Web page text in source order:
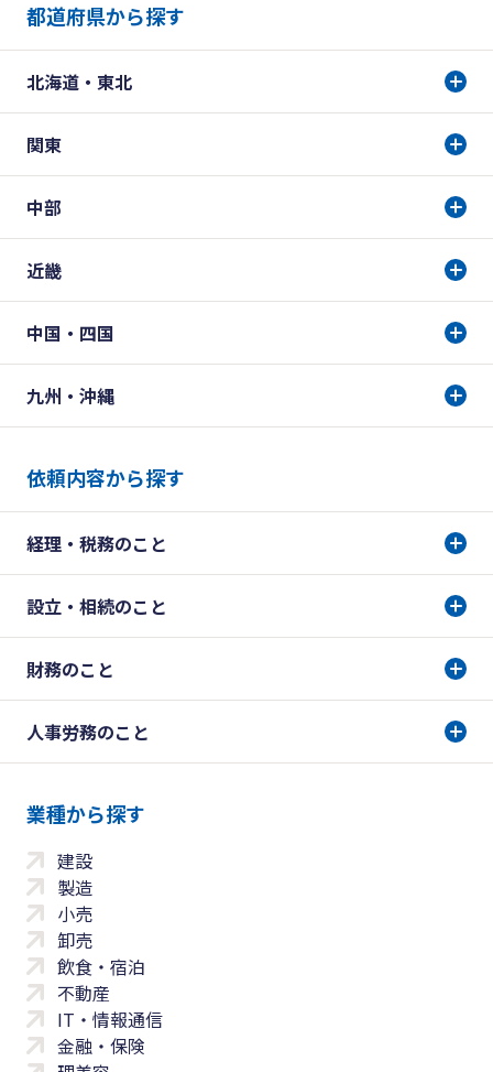
都道府県から探す
北海道・東北
関東
中部
近畿
中国・四国
九州・沖縄
依頼内容から探す
経理・税務のこと
設立・相続のこと
財務のこと
人事労務のこと
業種から探す
建設
製造
小売
卸売
飲食・宿泊
不動産
IT・情報通信
金融・保険